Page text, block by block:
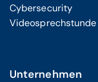
Cybersecurity
Videosprechstunde
Unternehmen